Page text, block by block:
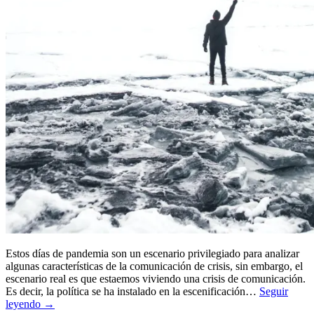
Estos días de pandemia son un escenario privilegiado para analizar
algunas características de la comunicación de crisis, sin embargo, el
escenario real es que estaemos viviendo una crisis de comunicación.
Es decir, la política se ha instalado en la escenificación… Seguir
leyendo →